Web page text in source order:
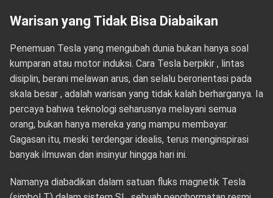
Warisan yang Tidak Bisa Diabaikan
Penemuan Tesla yang mengubah dunia bukan hanya soal
kumparan atau motor induksi. Cara Tesla berpikir , lintas
disiplin, berani melawan arus, dan selalu berorientasi pada
skala besar , adalah warisan yang tidak kalah berharganya. Ia
percaya bahwa teknologi seharusnya melayani semua
orang, bukan hanya mereka yang mampu membayar.
Gagasan itu, meski terdengar idealis, terus menginspirasi
banyak ilmuwan dan insinyur hingga hari ini.
Namanya diabadikan dalam satuan fluks magnetik Tesla